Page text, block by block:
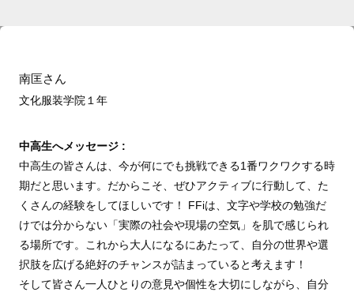
南匡さん
文化服装学院１ 年
中高生へメッセージ :
中高生の皆さんは、今が何にでも挑戦できる1番ワクワクする時
期だと思います。だからこそ、ぜひアクティブに行動して、た
くさんの経験をしてほしいです！ FFiは、文字や学校の勉強だ
けでは分からない「実際の社会や現場の空気」を肌で感じられ
る場所です。これから大人になるにあたって、自分の世界や選
択肢を広げる絶好のチャンスが詰まっていると考えます！
そして皆さん一人ひとりの意見や個性を大切にしながら、自分